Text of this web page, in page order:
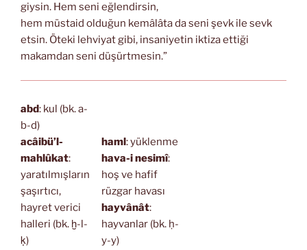
giysin. Hem seni eğlendirsin,
hem müstaid olduğun kemâlâta da seni şevk ile sevk
etsin. Öteki lehviyat gibi, insaniyetin iktiza ettiği
makamdan seni düşürtmesin.”
abd: kul (bk. a-
b-d)
acâibü’l-
mahlûkat:
yaratılmışların
şaşırtıcı,
hayret verici
halleri (bk. ḫ-l-
ḳ)
haml : yüklenme
hava-i nesimî:
hoş ve hafif
rüzgar havası
hayvânât:
hayvanlar (bk. ḥ-
y-y)